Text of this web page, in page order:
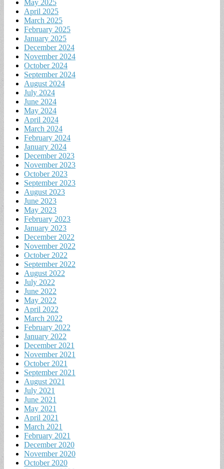
May 2025
April 2025
March 2025
February 2025
January 2025
December 2024
November 2024
October 2024
September 2024
August 2024
July 2024
June 2024
May 2024
April 2024
March 2024
February 2024
January 2024
December 2023
November 2023
October 2023
September 2023
August 2023
June 2023
May 2023
February 2023
January 2023
December 2022
November 2022
October 2022
September 2022
August 2022
July 2022
June 2022
May 2022
April 2022
March 2022
February 2022
January 2022
December 2021
November 2021
October 2021
September 2021
August 2021
July 2021
June 2021
May 2021
April 2021
March 2021
February 2021
December 2020
November 2020
October 2020